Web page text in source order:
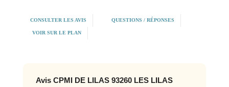
CONSULTER LES AVIS QUESTIONS / RÉPONSES
VOIR SUR LE PLAN
Avis CPMI DE LILAS 93260 LES LILAS